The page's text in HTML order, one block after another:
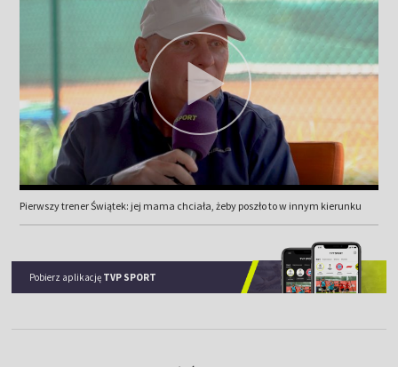
Pierwszy trener Świątek: jej mama chciała, żeby poszło to w innym kierunku
Pobierz aplikację TVP SPORT